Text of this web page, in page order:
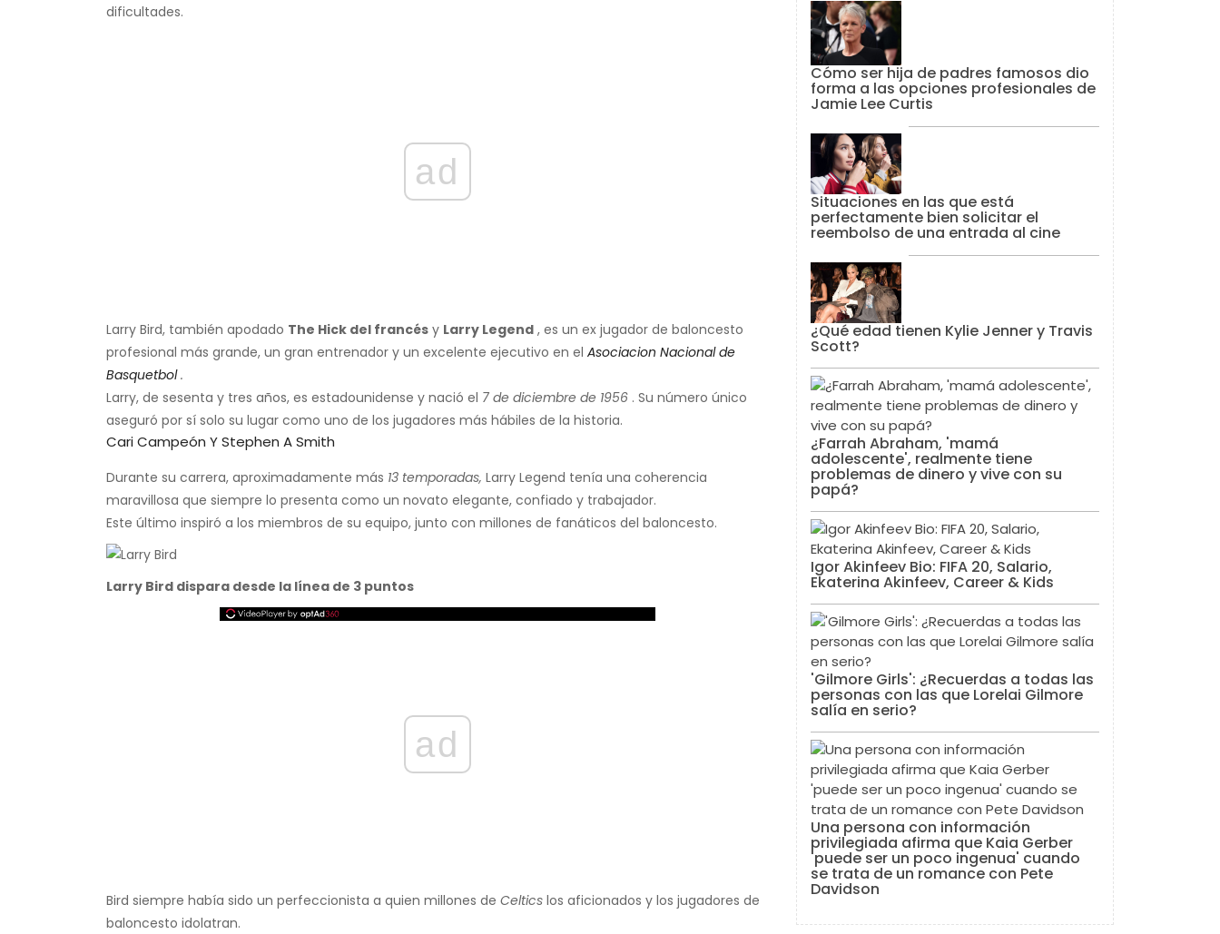
dificultades.
ad
Larry Bird, también apodado The Hick del francés y Larry Legend , es un ex jugador de baloncesto
profesional más grande, un gran entrenador y un excelente ejecutivo en el Asociacion Nacional de
Basquetbol .
Larry, de sesenta y tres años, es estadounidense y nació el 7 de diciembre de 1956 . Su número único
aseguró por sí solo su lugar como uno de los jugadores más hábiles de la historia.
Cari Campeón Y Stephen A Smith
Durante su carrera, aproximadamente más 13 temporadas, Larry Legend tenía una coherencia
maravillosa que siempre lo presenta como un novato elegante, confiado y trabajador.
Este último inspiró a los miembros de su equipo, junto con millones de fanáticos del baloncesto.
Larry Bird dispara desde la línea de 3 puntos
ad
Bird siempre había sido un perfeccionista a quien millones de Celtics los aficionados y los jugadores de
baloncesto idolatran.
Cómo ser hija de padres famosos dio
forma a las opciones profesionales de
Jamie Lee Curtis
Situaciones en las que está
perfectamente bien solicitar el
reembolso de una entrada al cine
¿Qué edad tienen Kylie Jenner y Travis
Scott?
¿Farrah Abraham, 'mamá
adolescente', realmente tiene
problemas de dinero y vive con su
papá?
Igor Akinfeev Bio: FIFA 20, Salario,
Ekaterina Akinfeev, Career & Kids
'Gilmore Girls': ¿Recuerdas a todas las
personas con las que Lorelai Gilmore
salía en serio?
Una persona con información
privilegiada afirma que Kaia Gerber
'puede ser un poco ingenua' cuando
se trata de un romance con Pete
Davidson